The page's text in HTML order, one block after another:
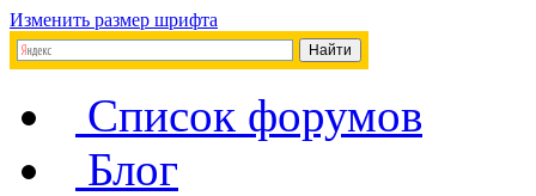
Изменить размер шрифта
Список форумов
Блог